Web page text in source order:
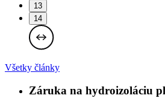
13
14
Všetky články
Záruka na hydroizoláciu